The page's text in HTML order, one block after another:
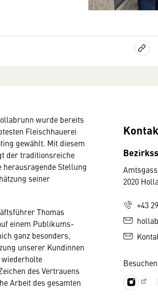
2020
+43
wurde bereits
Fleischhauerei
gewählt. Mit diesem
der traditionsreiche
Stellung
seiner
Thomas
einem Publikums-
ganz besonders,
unserer Kundinnen
wiederholte
des Vertrauens
Arbeit des gesamten